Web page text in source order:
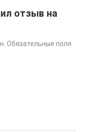
отзыв на
Обязательные поля